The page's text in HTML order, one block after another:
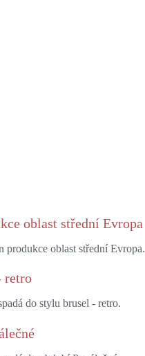
oblast střední Evropa
produkce oblast střední Evropa.
retro
do stylu brusel - retro.